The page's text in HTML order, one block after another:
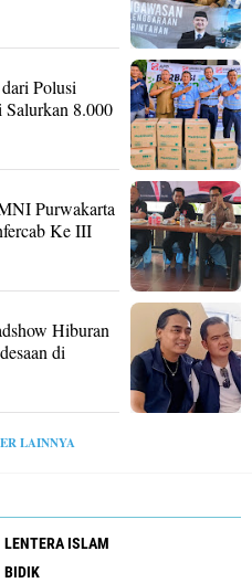
Polusi
8.000
Purwakarta
Ke III
Hiburan
di
LAINNYA
LENTERA ISLAM
BIDIK